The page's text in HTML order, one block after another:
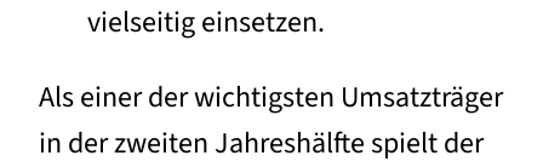
vielseitig einsetzen.
Als einer der wichtigsten Umsatzträger
in der zweiten Jahreshälfte spielt der